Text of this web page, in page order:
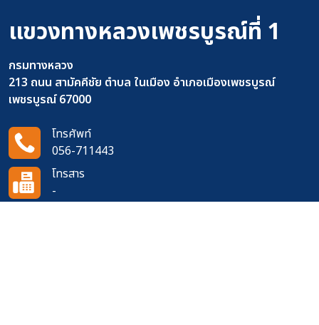
แขวงทางหลวงเพชรบูรณ์ที่ 1
กรมทางหลวง
213 ถนน สามัคคีชัย ตำบล ในเมือง อำเภอเมืองเพชรบูรณ์
เพชรบูรณ์ 67000
โทรศัพท์
056-711443
โทรสาร
-